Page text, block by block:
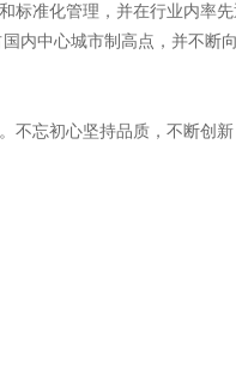
准化管理，并在行业内率
内中心城市制高点，并不断
忘初心坚持品质，不断创